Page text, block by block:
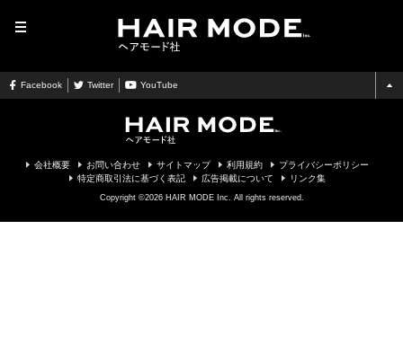
Facebook Twitter YouTube
会社概要 お問い合わせ サイトマップ 利用規約
プライバシーポリシー
特定商取引法に基づく表記
広告掲載について リンク集
Copyright ©2026 HAIR MODE Inc. All rights reserved.